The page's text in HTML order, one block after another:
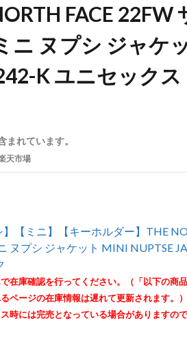
FACE
ニ ヌプシ ジャケ
K ユニセック
れています。
天市場
】【ミニ】【キーホルダー】THE
ヌプシ ジャケット MINI NUPTSE
在庫確認を行ってください。（「以下の商
ページの在庫情報は遅れて更新されます。）
時には完売となっている場合がありますので